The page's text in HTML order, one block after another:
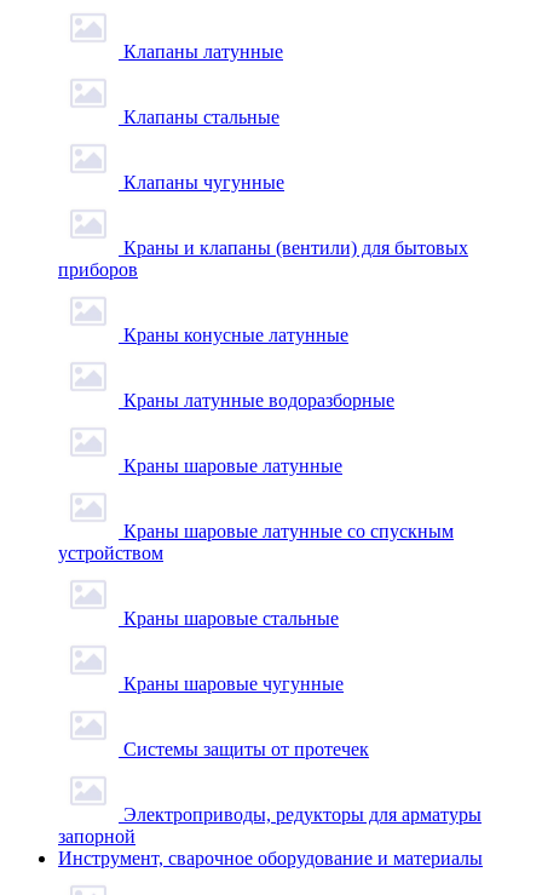
Клапаны латунные
Клапаны стальные
Клапаны чугунные
Краны и клапаны (вентили) для бытовых
приборов
Краны конусные латунные
Краны латунные водоразборные
Краны шаровые латунные
Краны шаровые латунные со спускным
устройством
Краны шаровые стальные
Краны шаровые чугунные
Системы защиты от протечек
Электроприводы, редукторы для арматуры
запорной
Инструмент, сварочное оборудование и материалы